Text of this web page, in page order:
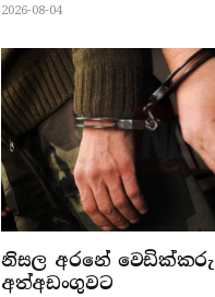
2026-08-04
නිසල අරනේ වෙඩික්කරු
අත්අඩංගුවට